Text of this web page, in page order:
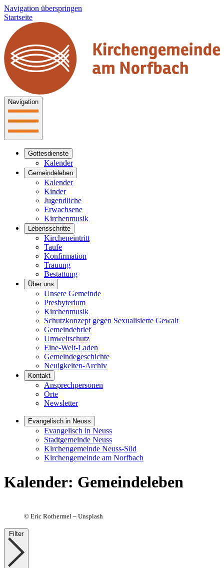
Navigation überspringen
Startseite
Navigation
Gottesdienste
Kalender
Gemeindeleben
Kalender
Kinder
Jugendliche
Erwachsene
Kirchenmusik
Lebensschritte
Kircheneintritt
Taufe
Konfirmation
Trauung
Bestattung
Über uns
Unsere Gemeinde
Presbyterium
Kirchenmusik
Schutzkonzept gegen Sexualisierte Gewalt
Gemeindebrief
Umweltschutz
Eine-Welt-Laden
Gemeindegeschichte
Neuigkeiten-Archiv
Kontakt
Ansprechpersonen
Orte
Newsletter
Evangelisch in Neuss
Evangelisch in Neuss
Stadtgemeinde Neuss
Kirchengemeinde Neuss-Süd
Kirchengemeinde am Norfbach
Kalender: Gemeindeleben
© Eric Rothermel – Unsplash
Filter